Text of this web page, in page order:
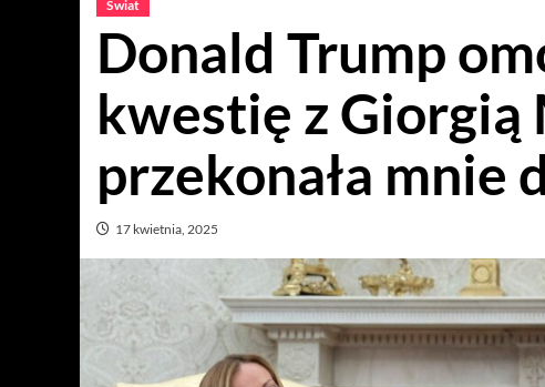
Świat
Donald Trump
kwestię z Giorgią
przekonała mnie
17 kwietnia, 2025